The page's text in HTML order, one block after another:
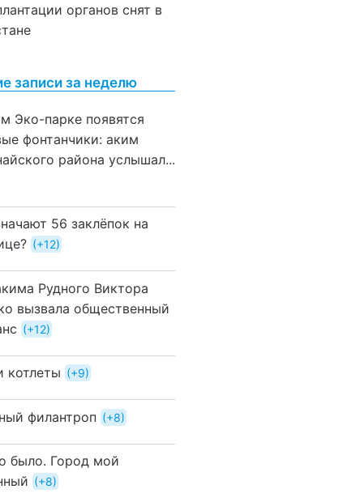
органов снят в
записи за неделю
Эко-парке появятся
фонтанчики: аким
района услышал...
56 заклёпок на
+12
Рудного Виктора
вызвала общественный
+12
котлеты +9
филантроп +8
было. Город мой
+8